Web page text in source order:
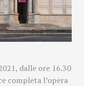
dalle ore 16.30
completa l’opera